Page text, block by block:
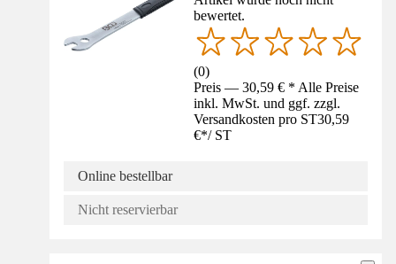
bewertet.
(0)
Preis — 30,59 € * Alle Preise
inkl. MwSt. und ggf. zzgl.
Versandkosten pro ST30,59
€*/ ST
Online bestellbar
Nicht reservierbar